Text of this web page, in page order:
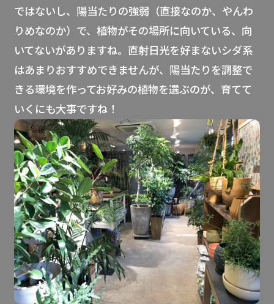
ではないし、陽当たりの強弱（直接なのか、やんわ
りめなのか）で、植物がその場所に向いている、向
いてないがありますね。直射日光を好まないシダ系
はあまりおすすめできませんが、陽当たりを調整で
きる環境を作ってお好みの植物を選ぶのが、育てて
いくにも大事ですね！